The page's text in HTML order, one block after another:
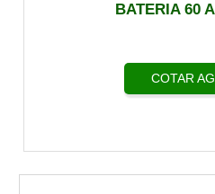
BATERIA 60
COTAR